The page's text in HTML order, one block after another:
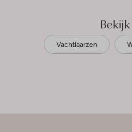
Vachtlaarzen